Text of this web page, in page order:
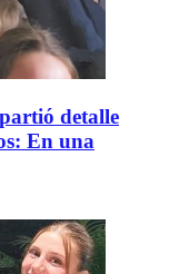
detalle
En una